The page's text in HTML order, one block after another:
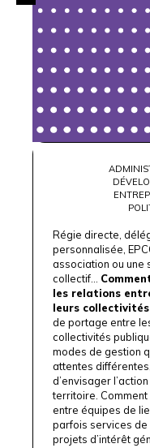
Régie directe,
personnalisée,
association ou une
collectif…
les relations
leurs
de portage entre
collectivités
modes de gestion
attentes
d’envisager
territoire.
entre équipes de
parfois services de
projets d’intérêt